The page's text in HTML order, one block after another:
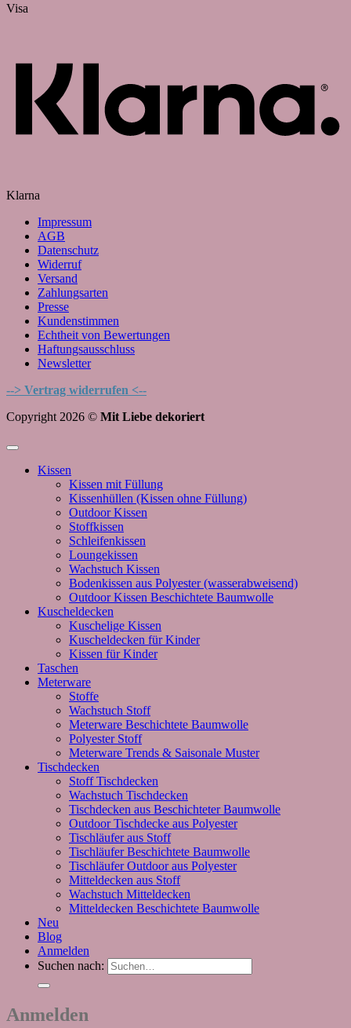
Visa
Klarna
Impressum
AGB
Datenschutz
Widerruf
Versand
Zahlungsarten
Presse
Kundenstimmen
Echtheit von Bewertungen
Haftungsausschluss
Newsletter
--> Vertrag widerrufen <--
Copyright 2026 © Mit Liebe dekoriert
Kissen
Kissen mit Füllung
Kissenhüllen (Kissen ohne Füllung)
Outdoor Kissen
Stoffkissen
Schleifenkissen
Loungekissen
Wachstuch Kissen
Bodenkissen aus Polyester (wasserabweisend)
Outdoor Kissen Beschichtete Baumwolle
Kuscheldecken
Kuschelige Kissen
Kuscheldecken für Kinder
Kissen für Kinder
Taschen
Meterware
Stoffe
Wachstuch Stoff
Meterware Beschichtete Baumwolle
Polyester Stoff
Meterware Trends & Saisonale Muster
Tischdecken
Stoff Tischdecken
Wachstuch Tischdecken
Tischdecken aus Beschichteter Baumwolle
Outdoor Tischdecke aus Polyester
Tischläufer aus Stoff
Tischläufer Beschichtete Baumwolle
Tischläufer Outdoor aus Polyester
Mitteldecken aus Stoff
Wachstuch Mitteldecken
Mitteldecken Beschichtete Baumwolle
Neu
Blog
Anmelden
Suchen nach:
Anmelden